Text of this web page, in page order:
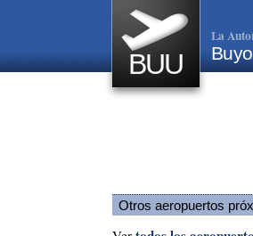
BUU
La
Otros aeropuertos